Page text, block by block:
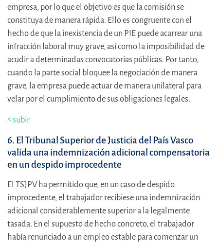
empresa, por lo que el objetivo es que la comisión se
constituya de manera rápida. Ello es congruente con el
hecho de que la inexistencia de un PIE puede acarrear una
infracción laboral muy grave, así como la imposibilidad de
acudir a determinadas convocatorias públicas. Por tanto,
cuando la parte social bloquee la negociación de manera
grave, la empresa puede actuar de manera unilateral para
velar por el cumplimiento de sus obligaciones legales.
^ subir
6. El Tribunal Superior de Justicia del País Vasco
valida una indemnización adicional compensatoria
en un despido improcedente
El TSJPV ha permitido que, en un caso de despido
improcedente, el trabajador recibiese una indemnización
adicional considerablemente superior a la legalmente
tasada. En el supuesto de hecho concreto, el trabajador
había renunciado a un empleo estable para comenzar un